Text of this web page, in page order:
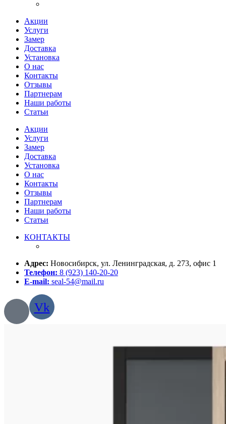
Акции
Услуги
Замер
Доставка
Установка
О нас
Контакты
Отзывы
Партнерам
Наши работы
Статьи
Акции
Услуги
Замер
Доставка
Установка
О нас
Контакты
Отзывы
Партнерам
Наши работы
Статьи
КОНТАКТЫ
Адрес: Новосибирск, ул. Ленинградская, д. 273, офис 1
Телефон: 8 (923) 140-20-20
E-mail: seal-54@mail.ru
Vk